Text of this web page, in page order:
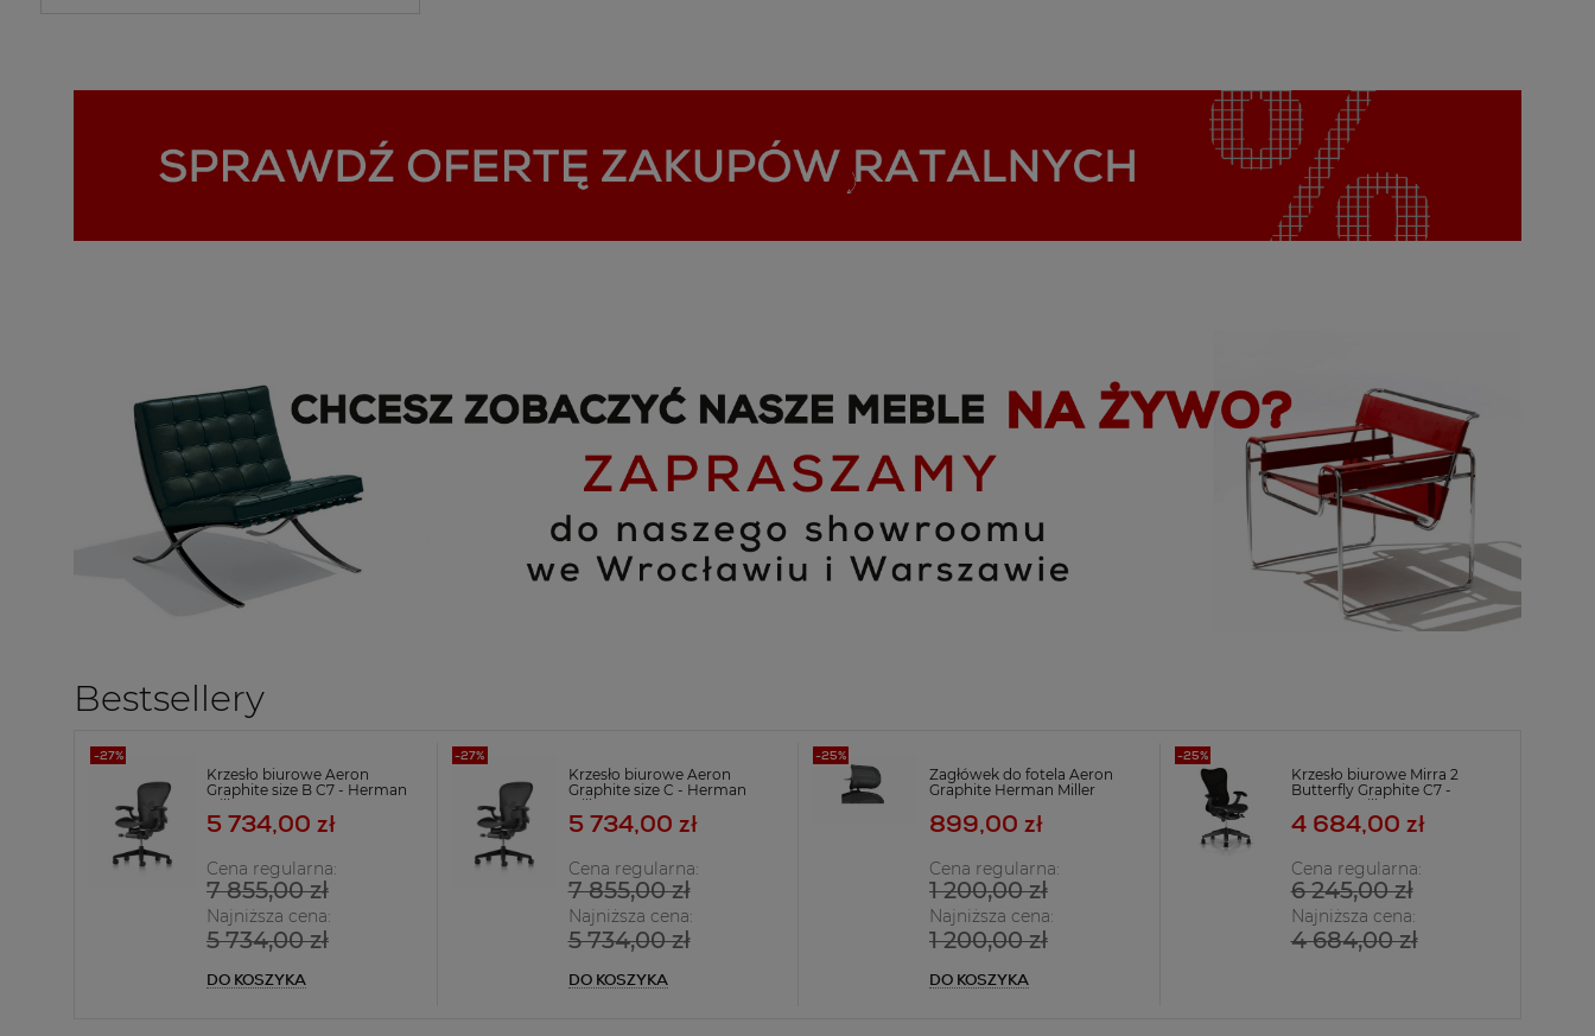
Bestsellery
Krzesło biurowe Aeron
Graphite size B C7 - Herman
Miller
5 734,00 zł
Cena regularna:
7 855,00 zł
Najniższa cena:
5 734,00 zł
DO KOSZYKA
Krzesło biurowe Aeron
Graphite size C - Herman
Miller C7
5 734,00 zł
Cena regularna:
7 855,00 zł
Najniższa cena:
5 734,00 zł
DO KOSZYKA
Zagłówek do fotela Aeron
Graphite Herman Miller
899,00 zł
Cena regularna:
1 200,00 zł
Najniższa cena:
1 200,00 zł
DO KOSZYKA
Krzesło biurowe Mirra 2
Butterfly Graphite C7 -
Herman Miller
4 684,00 zł
Cena regularna:
6 245,00 zł
Najniższa cena:
4 684,00 zł